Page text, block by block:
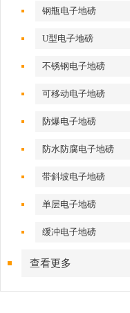
钢瓶电子地磅
U型电子地磅
不锈钢电子地磅
可移动电子地磅
防爆电子地磅
防水防腐电子地磅
带斜坡电子地磅
单层电子地磅
缓冲电子地磅
查看更多